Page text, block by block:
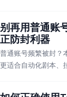
别再用普通账
正防封利器
普通账号频繁被封？
更适合自动化剧本、